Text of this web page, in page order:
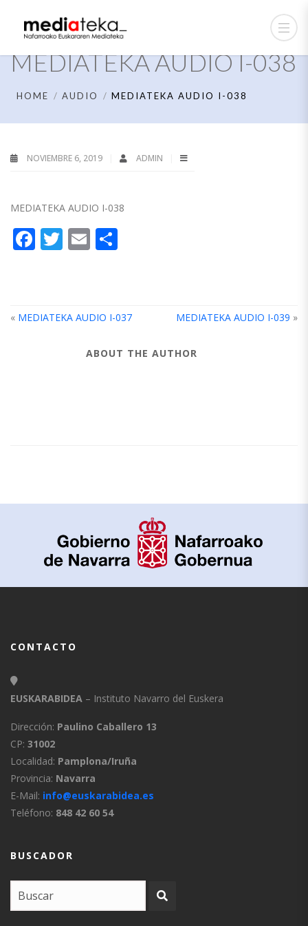
MEDIATEKA AUDIO I-038
HOME AUDIO MEDIATEKA AUDIO I-038
NOVIEMBRE 6, 2019 ADMIN
MEDIATEKA AUDIO I-038
Facebook
Twitter
Email
« MEDIATEKA AUDIO I-037 MEDIATEKA AUDIO I-039 »
ABOUT THE AUTHOR
CONTACTO
EUSKARABIDEA – Instituto Navarro del Euskera
Dirección: Paulino Caballero 13
CP: 31002
Localidad: Pamplona/Iruña
Provincia: Navarra
E-Mail: info@euskarabidea.es
Teléfono: 848 42 60 54
BUSCADOR